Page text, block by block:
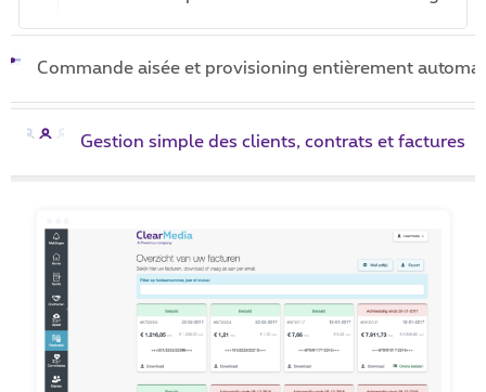
Commande aisée et provisioning entièrement
Gestion simple des clients, contrats et factures